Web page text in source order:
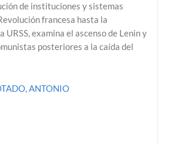
de instituciones y sistemas
francesa hasta la
URSS, examina el ascenso de Lenin y
posteriores a la caída del
ANTONIO